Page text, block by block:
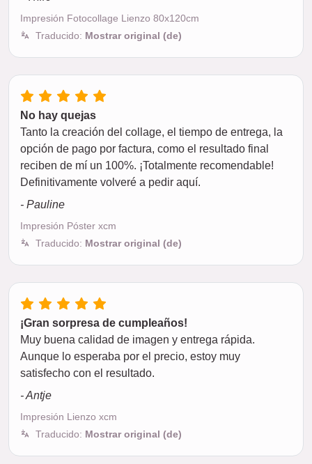
Impresión Fotocollage Lienzo 80x120cm
Traducido: Mostrar original (de)
No hay quejas
Tanto la creación del collage, el tiempo de entrega, la
opción de pago por factura, como el resultado final
reciben de mí un 100%. ¡Totalmente recomendable!
Definitivamente volveré a pedir aquí.
- Pauline
Impresión Póster xcm
Traducido: Mostrar original (de)
¡Gran sorpresa de cumpleaños!
Muy buena calidad de imagen y entrega rápida.
Aunque lo esperaba por el precio, estoy muy
satisfecho con el resultado.
- Antje
Impresión Lienzo xcm
Traducido: Mostrar original (de)